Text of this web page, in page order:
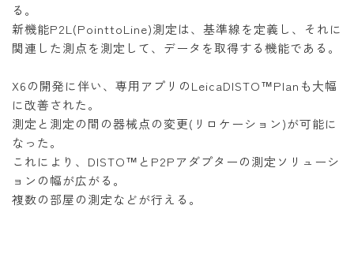
る。
新機能P2L(PointtoLine)測定は、基準線を定義し、それに
関連した測点を測定して、データを取得する機能である。
X6の開発に伴い、専用アプリのLeicaDISTO™Planも大幅
に改善された。
測定と測定の間の器械点の変更(リロケーション)が可能に
なった。
これにより、DISTO™とP2Pアダプターの測定ソリューシ
ョンの幅が広がる。
複数の部屋の測定などが行える。